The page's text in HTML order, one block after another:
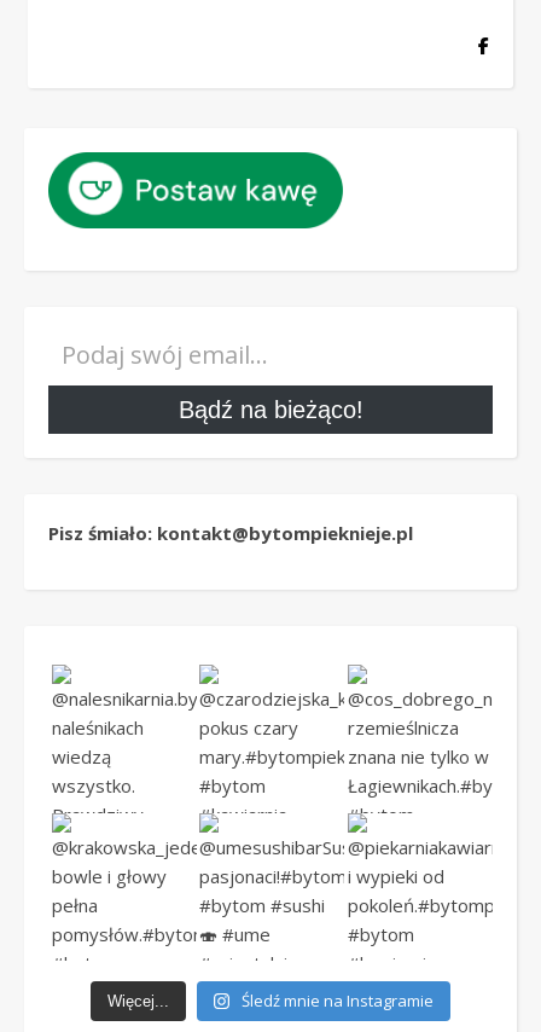
Bądź na bieżąco!
Pisz śmiało: kontakt@bytompieknieje.pl
Więcej... Śledź mnie na Instagramie